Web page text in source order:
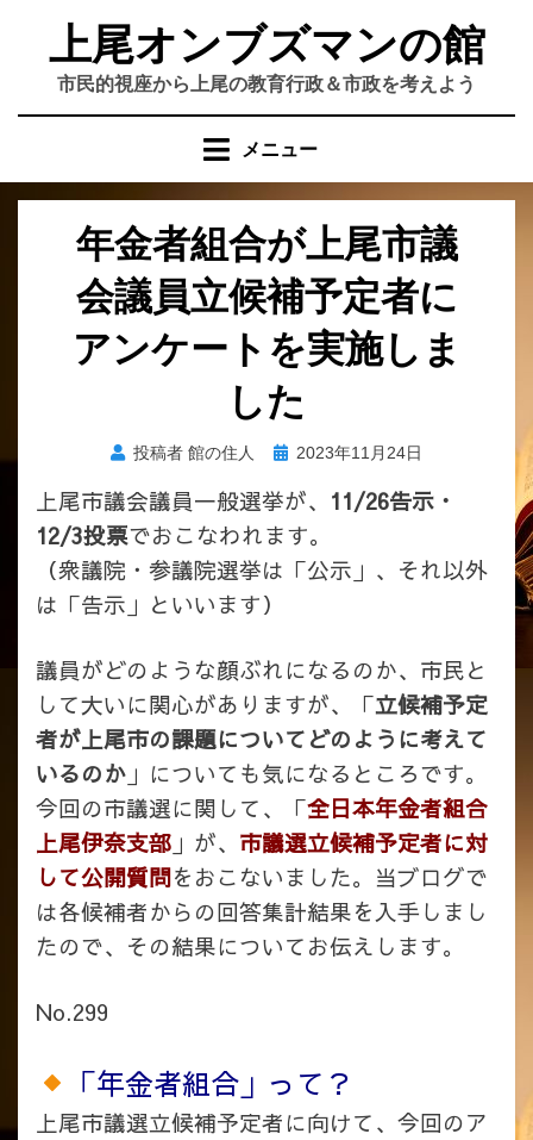
上尾オンブズマンの館
市民的視座から上尾の教育行政＆市政を考えよう
メニュー
年金者組合が上尾市議
会議員立候補予定者に
アンケートを実施しま
した
投稿者 館の住人
投
日:
2023年11月24日
上尾市議会議員一般選挙が、 11/26告示・
12/3投票でおこなわれます。
（衆議院・参議院選挙は「公示」、それ以外
は「告示」といいます）
議員がどのような顔ぶれになるのか、市民と
して大いに関心がありますが、「立候補予定
者が上尾市の課題についてどのように考えて
いるのか 」についても気になるところです。
今回の市議選に関して、「全日本年金者組合
上尾伊奈支部 」が、 市議選立候補予定者に対
して公開質問をおこないました。当ブログで
は各候補者からの回答集計結果を入手しまし
たので、その結果についてお伝えします。
No.299
「年金者組合」って？
上尾市議選立候補予定者に向けて、今回のア